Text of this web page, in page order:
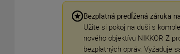
Bezplatná predĺžená záruka
Užite si pokoj na duši s
nového objektívu NIKKOR Z
bezplatných opráv. Vyžaduje